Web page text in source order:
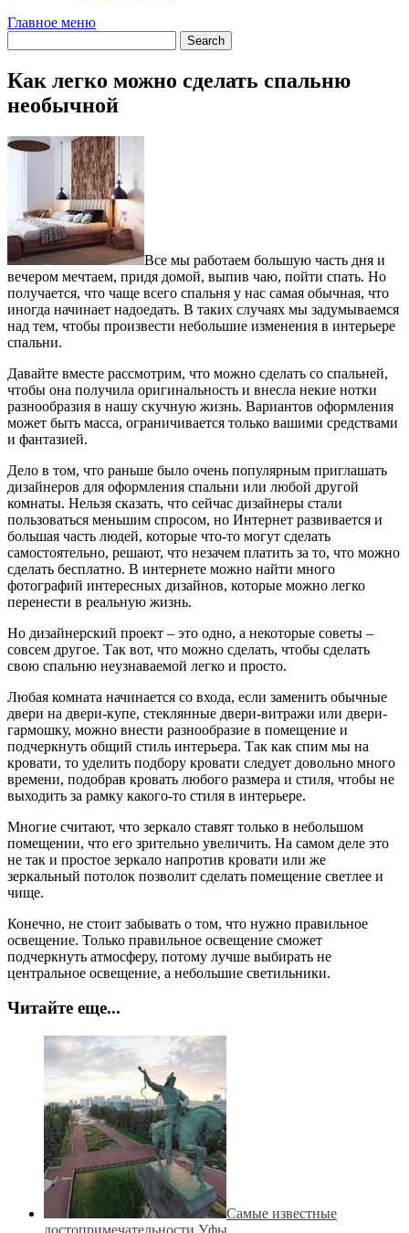
Главное меню
Как легко можно сделать спальню
необычной
Все мы работаем большую часть дня и
вечером мечтаем, придя домой, выпив чаю, пойти спать. Но
получается, что чаще всего спальня у нас самая обычная, что
иногда начинает надоедать. В таких случаях мы задумываемся
над тем, чтобы произвести небольшие изменения в интерьере
спальни.
Давайте вместе рассмотрим, что можно сделать со спальней,
чтобы она получила оригинальность и внесла некие нотки
разнообразия в нашу скучную жизнь. Вариантов оформления
может быть масса, ограничивается только вашими средствами
и фантазией.
Дело в том, что раньше было очень популярным приглашать
дизайнеров для оформления спальни или любой другой
комнаты. Нельзя сказать, что сейчас дизайнеры стали
пользоваться меньшим спросом, но Интернет развивается и
большая часть людей, которые что-то могут сделать
самостоятельно, решают, что незачем платить за то, что можно
сделать бесплатно. В интернете можно найти много
фотографий интересных дизайнов, которые можно легко
перенести в реальную жизнь.
Но дизайнерский проект – это одно, а некоторые советы –
совсем другое. Так вот, что можно сделать, чтобы сделать
свою спальню неузнаваемой легко и просто.
Любая комната начинается со входа, если заменить обычные
двери на двери-купе, стеклянные двери-витражи или двери-
гармошку, можно внести разнообразие в помещение и
подчеркнуть общий стиль интерьера. Так как спим мы на
кровати, то уделить подбору кровати следует довольно много
времени, подобрав кровать любого размера и стиля, чтобы не
выходить за рамку какого-то стиля в интерьере.
Многие считают, что зеркало ставят только в небольшом
помещении, что его зрительно увеличить. На самом деле это
не так и простое зеркало напротив кровати или же
зеркальный потолок позволит сделать помещение светлее и
чище.
Конечно, не стоит забывать о том, что нужно правильное
освещение. Только правильное освещение сможет
подчеркнуть атмосферу, потому лучше выбирать не
центральное освещение, а небольшие светильники.
Читайте еще...
Самые известные
достопримечательности Уфы